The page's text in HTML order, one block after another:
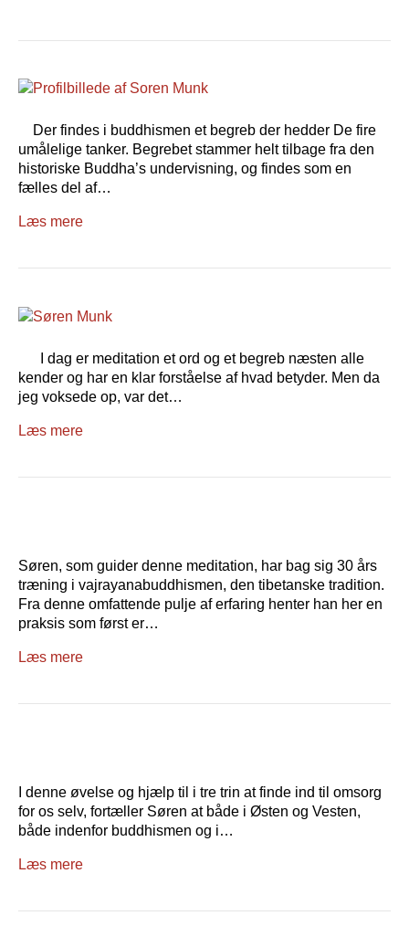
Der findes i buddhismen et begreb der hedder De fire
umålelige tanker. Begrebet stammer helt tilbage fra den
historiske Buddha’s undervisning, og findes som en
fælles del af…
Læs mere
I dag er meditation et ord og et begreb næsten alle
kender og har en klar forståelse af hvad betyder. Men da
jeg voksede op, var det…
Læs mere
Søren, som guider denne meditation, har bag sig 30 års
træning i vajrayanabuddhismen, den tibetanske tradition.
Fra denne omfattende pulje af erfaring henter han her en
praksis som først er…
Læs mere
I denne øvelse og hjælp til i tre trin at finde ind til omsorg
for os selv, fortæller Søren at både i Østen og Vesten,
både indenfor buddhismen og i…
Læs mere